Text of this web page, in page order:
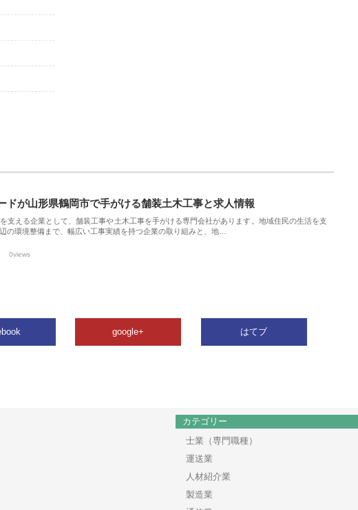
ドが山形県鶴岡市で手がける舗装土木工事と求人情報
支える企業として、舗装工事や土木工事を手がける専門会社があります。地域住民の生活を支
の環境整備まで、幅広い工事実績を持つ企業の取り組みと、地…
0views
google+ はてブ
カテゴリー
士業（専門職種）
運送業
人材紹介業
製造業